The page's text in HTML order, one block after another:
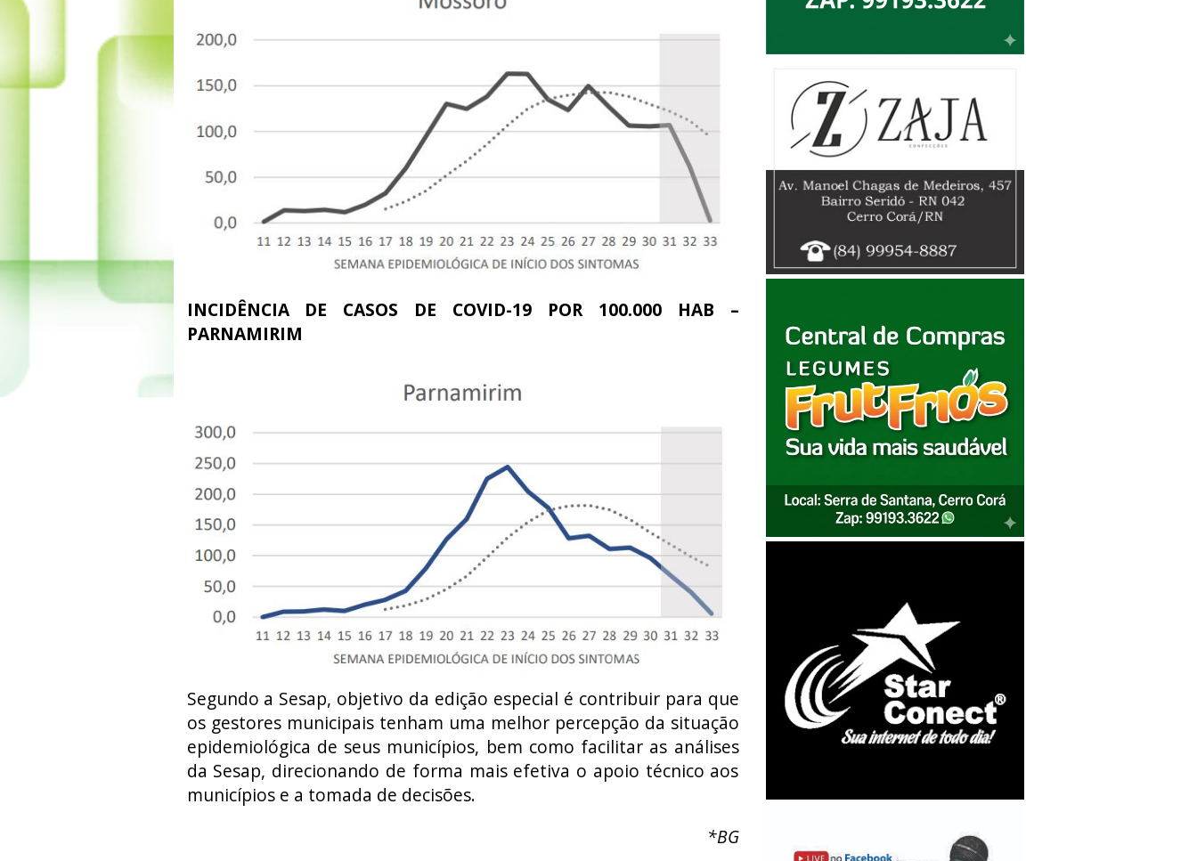
INCIDÊNCIA DE CASOS DE COVID-19 POR 100.000 HAB –
PARNAMIRIM
Segundo a Sesap, objetivo da edição especial é contribuir para que
os gestores municipais tenham uma melhor percepção da situação
epidemiológica de seus municípios, bem como facilitar as análises
da Sesap, direcionando de forma mais efetiva o apoio técnico aos
municípios e a tomada de decisões.
*BG